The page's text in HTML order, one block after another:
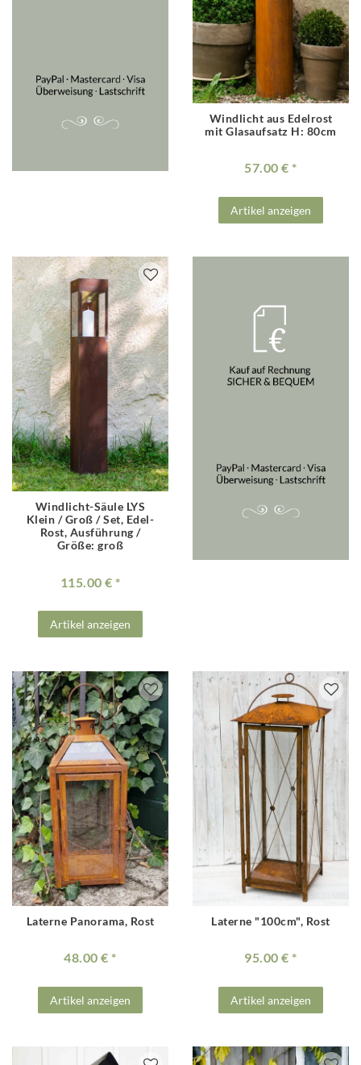
Windlicht aus Edelrost
mit Glasaufsatz H: 80cm
57.00 €
Artikel anzeigen
Windlicht-Säule LYS
Klein / Groß / Set, Edel-
Rost, Ausführung /
Größe: groß
115.00 €
Artikel anzeigen
Laterne Panorama, Rost
48.00 €
Artikel anzeigen
Laterne "100cm", Rost
95.00 €
Artikel anzeigen